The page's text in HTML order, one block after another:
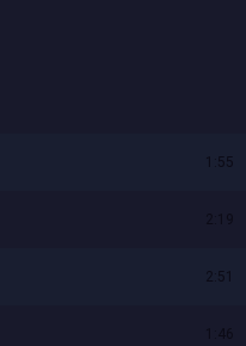
1:55
2:51